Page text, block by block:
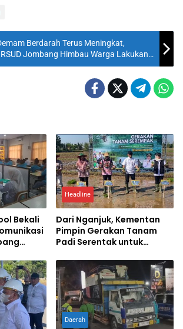
Berdarah Terus Meningkat,
Jombang Himbau Warga Lakukan
Bekali
Headline
Dari Nganjuk, Kementan
Pimpin Gerakan Tanam
Padi Serentak untuk
Pangan
Daerah